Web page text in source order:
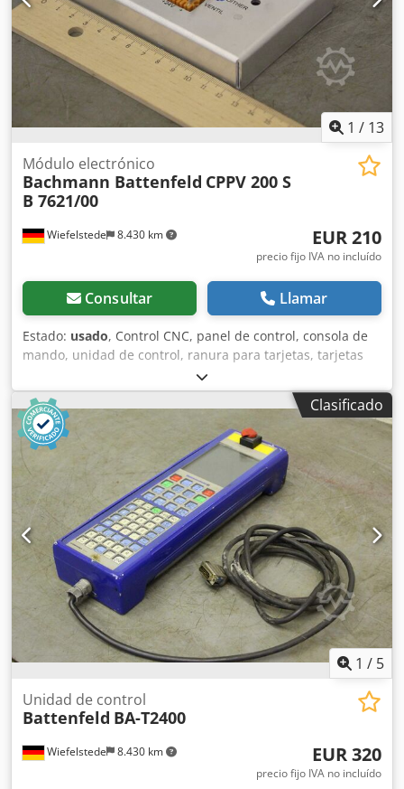
1 / 13
Wiefelstede 8.430 km
Módulo electrónico
Bachmann Battenfeld CPPV 200 S
B 7621/00
EUR 210
precio fijo IVA no incluído
Consultar Llamar
Estado: usado, Control CNC, panel de control, consola de
mando, unidad de control, ranura para tarjetas, tarjetas
de control, control MC3, tarjetas de conexión, placas de
circuito impreso, módulo de válvula, amplificador de
válvula, placa de circuito, tarjeta de distribución analógica,
placa de circuito de distribución, amplificador de válvula -
Fabricante: Bachmann, módulo electrónico amplificador de
válvula de máquina de inyección Battenfeld -Tipo: CPPV
200 S B 7621/00 Dedpog Tizxjfx Af Ajck -Cantidad: 1 módulo
disponible -Precio: por unidad -Dimensiones: 125/85/30
mm (alto) -Peso: 0,2 kg/unidad
Clasificado
1 / 5
Wiefelstede 8.430 km
Unidad de control
Battenfeld BA-T2400
EUR 320
precio fijo IVA no incluído